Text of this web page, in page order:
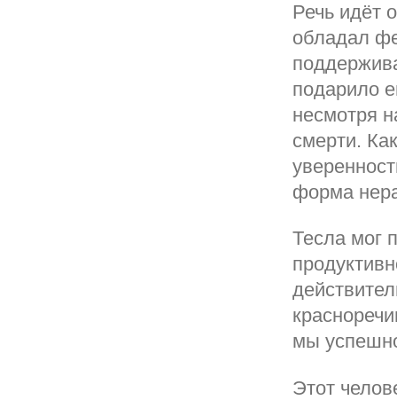
Речь идёт
обладал
подарило
несмотря
смерти.
форма
Тесла мог
мы
Этот